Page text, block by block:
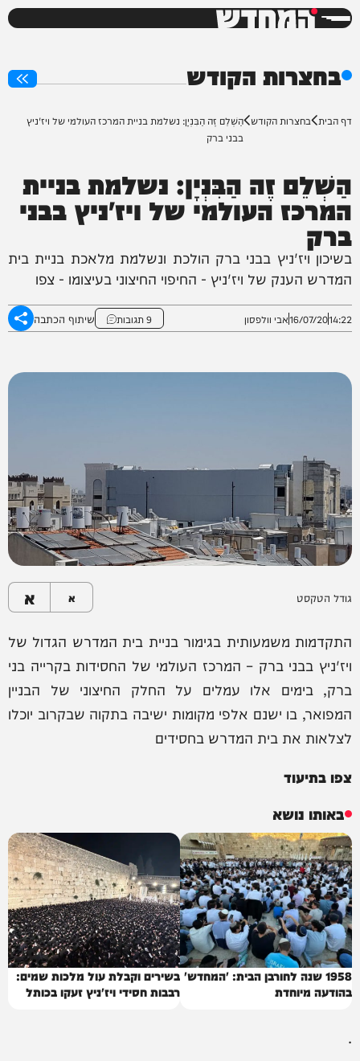
המחדש
בחצרות הקודש
דף הבית בחצרות הקודש הַשְׁלֵם זֶה הַבִּנְיָן: נשלמת בניית המרכז העולמי של ויז'ניץ
בבני ברק
הַשְׁלֵם זֶה הַבִּנְיָן: נשלמת בניית
המרכז העולמי של ויז'ניץ בבני
ברק
בשיכון ויז'ניץ בבני ברק הולכת ונשלמת מלאכת בניית בית
המדרש הענק של ויז'ניץ - החיפוי החיצוני בעיצומו - צפו
14:22
16/07/20אבי וולפסון 9 תגובות שיתוף הכתבה
גודל הטקסט א א
התקדמות משמעותית בגימור בניית בית המדרש הגדול של
ויז'ניץ בבני ברק – המרכז העולמי של החסידות בקרייה בני
ברק, בימים אלו עמלים על החלק החיצוני של הבניין
המפואר, בו ישנם אלפי מקומות ישיבה בתקוה שבקרוב יוכלו
לצלאות את בית המדרש בחסידים
צפו בתיעוד
באותו נושא
1958 שנה לחורבן הבית: 'המחדש'
בהודעה מיוחדת
בשירים וקבלת עול מלכות שמים:
רבבות חסידי ויז'ניץ זעקו בכותל
.